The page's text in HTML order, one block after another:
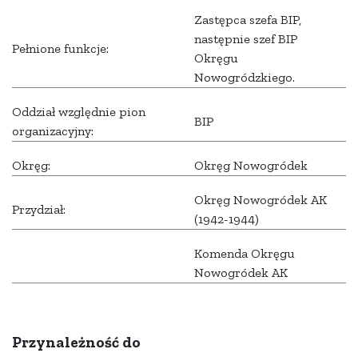
Pełnione funkcje:
Zastępca szefa BIP,
następnie szef BIP
Okręgu
Nowogródzkiego.
Oddział względnie pion
organizacyjny:
BIP
Okręg: Okręg Nowogródek
Przydział:
Okręg Nowogródek AK
(1942-1944)
Komenda Okręgu
Nowogródek AK
Przynależność do